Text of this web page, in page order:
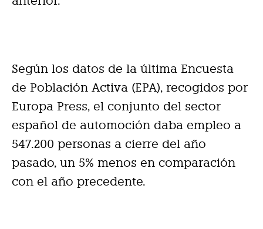
Según los datos de la última Encuesta
de Población Activa (EPA), recogidos por
Europa Press, el conjunto del sector
español de automoción daba empleo a
547.200 personas a cierre del año
pasado, un 5% menos en comparación
con el año precedente.